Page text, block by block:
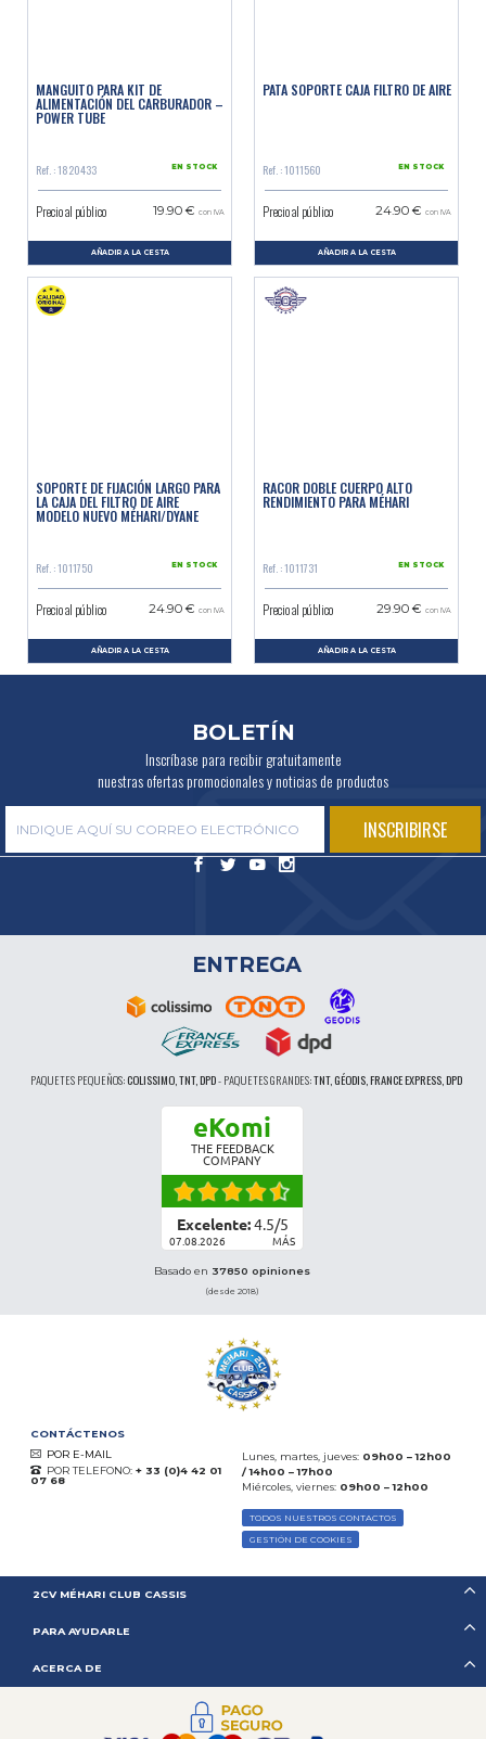
MANGUITO PARA KIT DE
ALIMENTACIÓN DEL CARBURADOR –
POWER TUBE
Ref. : 1820433 EN STOCK
Precio al público 19.90 € con IVA
AÑADIR A LA CESTA
PATA SOPORTE CAJA FILTRO DE AIRE
Ref. : 1011560 EN STOCK
Precio al público 24.90 € con IVA
AÑADIR A LA CESTA
SOPORTE DE FIJACIÓN LARGO PARA
LA CAJA DEL FILTRO DE AIRE
MODELO NUEVO MÉHARI/DYANE
Ref. : 1011750 EN STOCK
Precio al público 24.90 € con IVA
AÑADIR A LA CESTA
RACOR DOBLE CUERPO ALTO
RENDIMIENTO PARA MÉHARI
Ref. : 1011731 EN STOCK
Precio al público 29.90 € con IVA
AÑADIR A LA CESTA
BOLETÍN
Inscríbase para recibir gratuitamente
nuestras ofertas promocionales y noticias de productos
ENTREGA
PAQUETES PEQUEÑOS:COLISSIMO, TNT, DPD-PAQUETES GRANDES:TNT, GÉODIS, FRANCE EXPRESS, DPD
eKomi
THE FEEDBACK
COMPANY
Excelente:4.5/5
07.08.2026 MÁS
Basado en 37850 opiniones
(desde 2018)
CONTÁCTENOS
POR E-MAIL
POR TELEFONO: + 33 (0)4 42 01
07 68
Lunes, martes, jueves: 09h00 – 12h00
/ 14h00 – 17h00
Miércoles, viernes: 09h00 – 12h00
TODOS NUESTROS CONTACTOS
GESTIÓN DE COOKIES
2CV MÉHARI CLUB CASSIS
PARA AYUDARLE
ACERCA DE